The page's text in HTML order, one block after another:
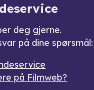
deg gjerne.
på dine spørsmål:
på Filmweb?